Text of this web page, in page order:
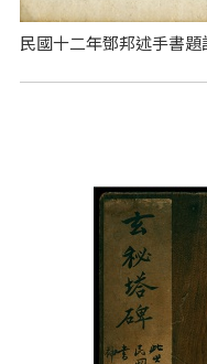
民國十二年鄧邦述手書